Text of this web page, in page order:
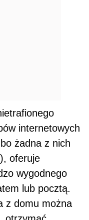
internetowych
żadna z nich
oferuje
wygodnego
lub pocztą.
z domu można